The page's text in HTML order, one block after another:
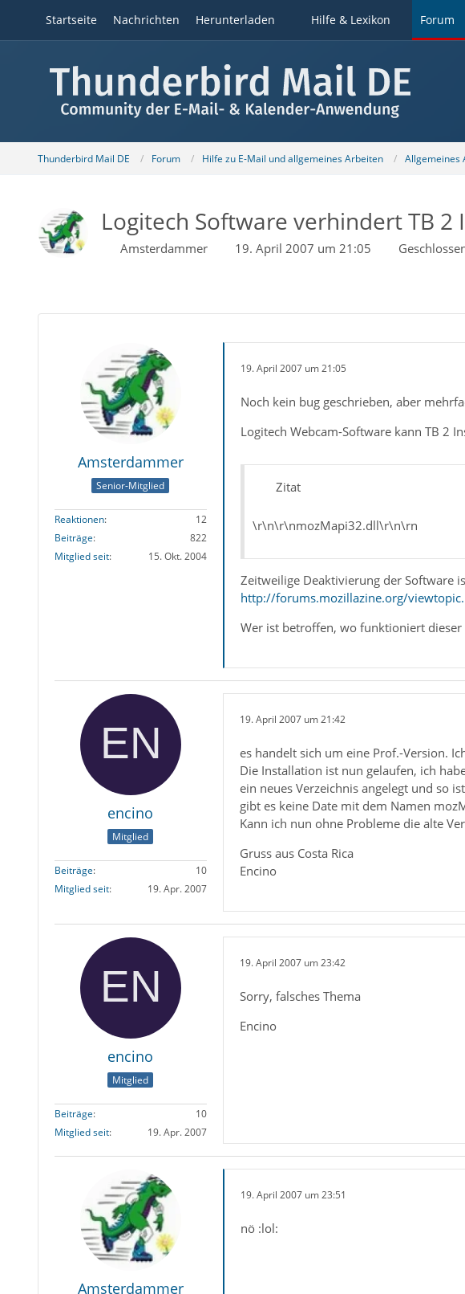
Startseite Nachrichten Herunterladen Hilfe & Lexikon Forum
Thunderbird Mail DE Forum Hilfe zu E-Mail und allgemeines Arbeiten Allgemeines
Logitech Software verhindert TB 2
Amsterdammer 19. April 2007 um 21:05
Amsterdammer
Senior-Mitglied
Reaktionen
12
Beiträge
822
Mitglied seit
15. Okt. 2004
19. April 2007 um 21:05
Noch kein bug geschrieben, aber
Logitech Webcam-Software kann TB 2
Zitat
\r\n\r\nmozMapi32.dll\r\n\rn
Zeitweilige Deaktivierung der Software
http://forums.mozillazine.org/
Wer ist betroffen, wo funktioniert dieser
encino
Mitglied
Beiträge
10
Mitglied seit
19. Apr. 2007
19. April 2007 um 21:42
es handelt sich um eine Prof.-Version.
Die Installation ist nun gelaufen, ich
ein neues Verzeichnis angelegt und so
gibt es keine Date mit dem Namen
Kann ich nun ohne Probleme die alte
Gruss aus Costa Rica
Encino
encino
Mitglied
Beiträge
10
Mitglied seit
19. Apr. 2007
19. April 2007 um 23:42
Sorry, falsches Thema
Encino
Amsterdammer
19. April 2007 um 23:51
nö :lol: